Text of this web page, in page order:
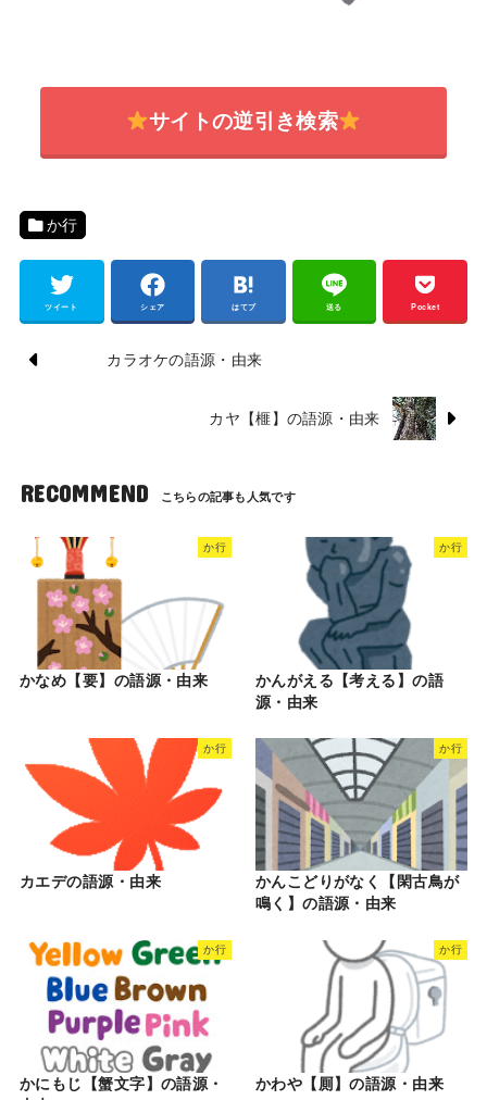
サイトの逆引き検索
か行
ツイート シェア はてブ 送る Pocket
カラオケの語源・由来
カヤ【榧】の語源・由来
RECOMMEND
か行
かなめ【要】の語源・由来
か行
かんがえる【考える】の語
源・由来
か行
カエデの語源・由来
か行
かんこどりがなく【閑古鳥が
鳴く】の語源・由来
か行
かにもじ【蟹文字】の語源・
か行
かわや【厠】の語源・由来